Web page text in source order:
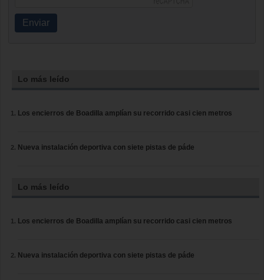
Enviar
Lo más leído
Los encierros de Boadilla amplían su recorrido casi cien metros
Nueva instalación deportiva con siete pistas de páde
Lo más leído
Los encierros de Boadilla amplían su recorrido casi cien metros
Nueva instalación deportiva con siete pistas de páde